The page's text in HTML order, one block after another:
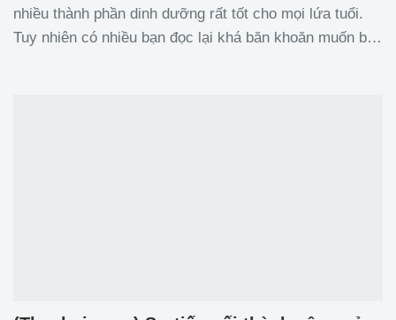
nhiều thành phần dinh dưỡng rất tốt cho mọi lứa tuổi.
Tuy nhiên có nhiều bạn đọc lại khá băn khoăn muốn biết